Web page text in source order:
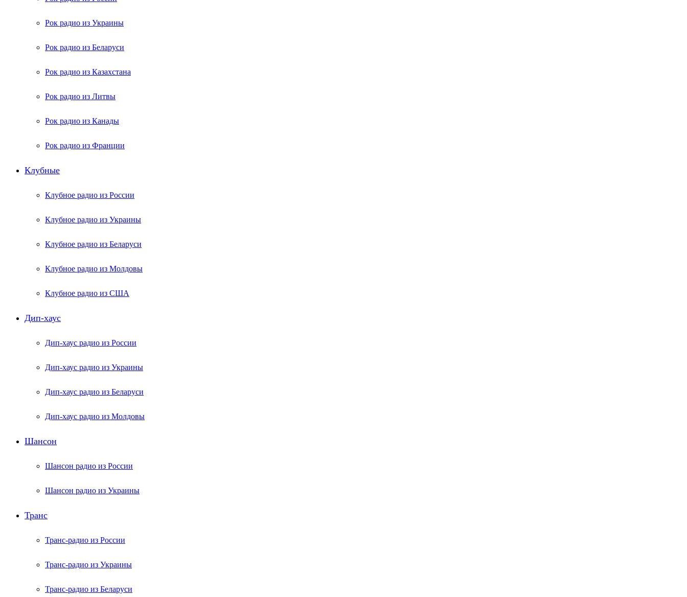
Рок радио из Украины
Рок радио из Беларуси
Рок радио из Казахстана
Рок радио из Литвы
Рок радио из Канады
Рок радио из Франции
Клубные
Клубное радио из России
Клубное радио из Украины
Клубное радио из Беларуси
Клубное радио из Молдовы
Клубное радио из США
Дип-хаус
Дип-хаус радио из России
Дип-хаус радио из Украины
Дип-хаус радио из Беларуси
Дип-хаус радио из Молдовы
Шансон
Шансон радио из России
Шансон радио из Украины
Транс
Транс-радио из России
Транс-радио из Украины
Транс-радио из Беларуси